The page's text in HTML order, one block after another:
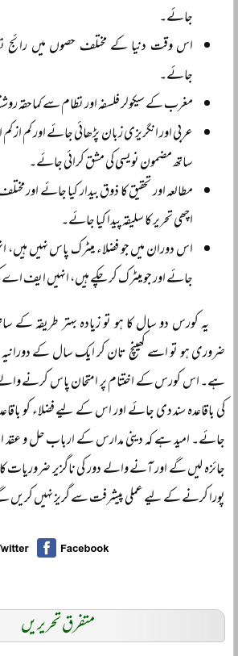
جائے۔
اس وقت دنیا کے مختلف حصوں میں رائج
جائے۔
مغرب کے سیکولر فلسفہ اور نظام سے کماحقہ
عربی اور انگریزی زبان پڑھائی جائے اور کم از
ساتھ مضمون نویسی کی مشق کرائی جائے۔
مطالعہ اور تحقیق کا ذوق بیدار کیا جائے اور
اچھی تحریر کا سلیقہ پیدا کیا جائے۔
اس دوران میں جو فضلاء میٹرک پاس نہیں ہیں،
جائے اور جو میٹرک کر چکے ہیں، انہیں ایف
یہ کورس دو سال کا ہو تو زیادہ بہتر طریقہ کے
ضروری ہو تو اسے کھینچ تان کر ایک سال کے دورانیہ
ہے۔ اس کورس کے اختتام پر امتحان پاس کرنے والے
کی باقاعدہ سند دی جائے اور اس کے لیے فضلاء کو
جائے۔ امید ہے کہ دینی مدارس کے ارباب حل و عقد
جائزہ لیں گے اور آنے والے دور کی ناگزیر
پورا کرنے کے لیے عملی پیشرفت سے گریز نہیں
متفرق تحریریں